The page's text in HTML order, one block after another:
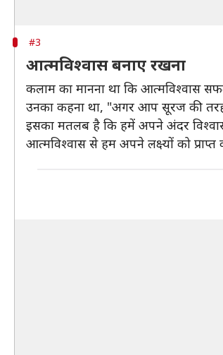
#3
आत्मविश्वास बनाए रखना
कलाम का मानना था कि आत्मविश्वास
उनका कहना था, "अगर आप सूरज की
इसका मतलब है कि हमें अपने अंदर
आत्मविश्वास से हम अपने लक्ष्यों को